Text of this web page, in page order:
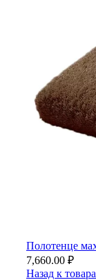
Полотенце
7,660.00 ₽
Назад к